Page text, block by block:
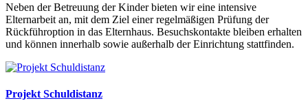
Neben der Betreuung der Kinder bieten wir eine intensive
Elternarbeit an, mit dem Ziel einer regelmäßigen Prüfung der
Rückführoption in das Elternhaus. Besuchskontakte bleiben erhalten
und können innerhalb sowie außerhalb der Einrichtung stattfinden.
Projekt Schuldistanz